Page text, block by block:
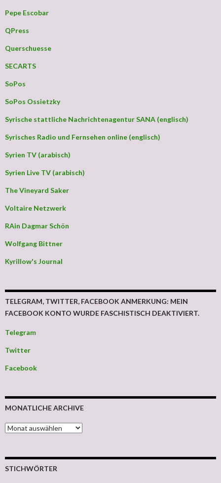
Pepe Escobar
QPress
Querschuesse
SECARTS
SoPos
SoPos Ossietzky
Syrische stattliche Nachrichtenagentur SANA (englisch)
Syrisches Radio und Fernsehen online (englisch)
Syrien TV (arabisch)
Syrien Live TV (arabisch)
The Vineyard Saker
Voltaire Netzwerk
RAin Dagmar Schön
Wolfgang Bittner
Kyrillow's Journal
TELEGRAM, TWITTER, FACEBOOK ANMERKUNG: MEIN
FACEBOOK KONTO WURDE FASCHISTISCH DEAKTIVIERT.
Telegram
Twitter
Facebook
MONATLICHE ARCHIVE
MONATLICHE ARCHIVE
STICHWÖRTER